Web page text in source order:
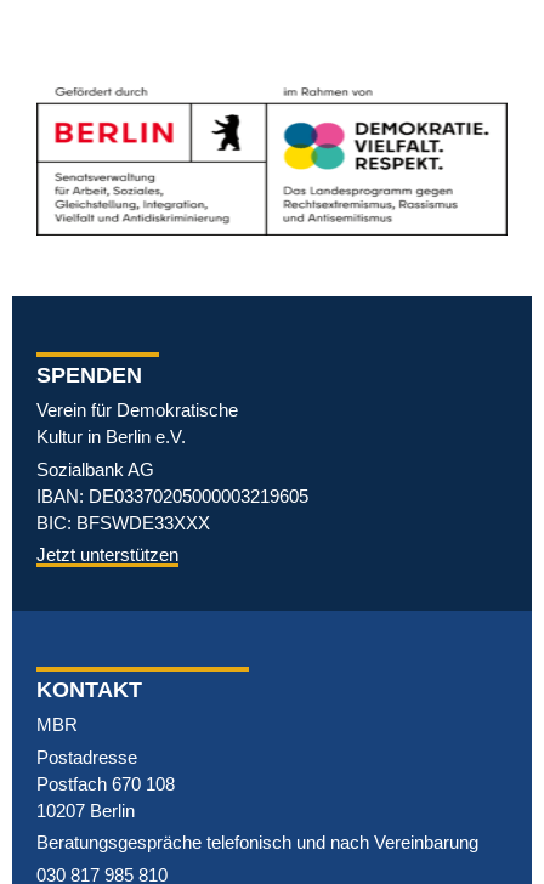
SPENDEN
Verein für Demokratische
Kultur in Berlin e.V.
Sozialbank AG
IBAN: DE03370205000003219605
BIC: BFSWDE33XXX
Jetzt unterstützen
KONTAKT
MBR
Postadresse
Postfach 670 108
10207 Berlin
Beratungsgespräche telefonisch und nach Vereinbarung
030 817 985 810